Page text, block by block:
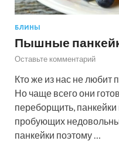
БЛИНЫ
Пышные
Оставьте комментарий
Кто же из нас не любит
Но чаще всего они
переборщить, панкейки
пробующих
панкейки поэтому …